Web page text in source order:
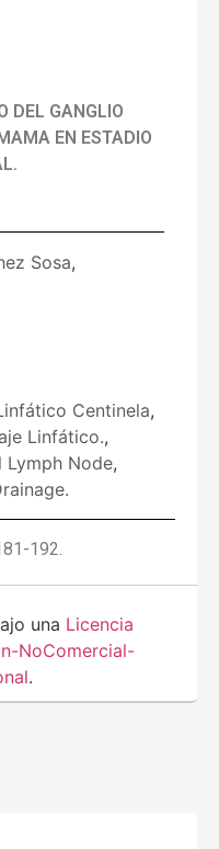
DEL GANGLIO
EN ESTADIO
Sosa,
Centinela,
Linfático.,
Lymph Node,
192.
una Licencia
NoComercial-
.